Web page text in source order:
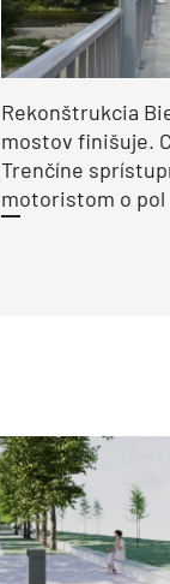
Rekonštrukcia
mostov finišuje.
Trenčíne
motoristom o pol